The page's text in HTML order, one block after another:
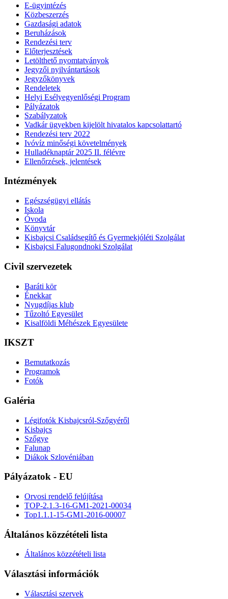
E-ügyintézés
Közbeszerzés
Gazdasági adatok
Beruházások
Rendezési terv
Előterjesztések
Letölthető nyomtatványok
Jegyzői nyilvántartások
Jegyzőkönyvek
Rendeletek
Helyi Esélyegyenlőségi Program
Pályázatok
Szabályzatok
Vadkár ügyekben kijelölt hivatalos kapcsolattartó
Rendezési terv 2022
Ivóvíz minőségi követelmények
Hulladéknaptár 2025 II. félévre
Ellenőrzések, jelentések
Intézmények
Egészségügyi ellátás
Iskola
Óvoda
Könyvtár
Kisbajcsi Családsegítő és Gyermekjóléti Szolgálat
Kisbajcsi Falugondnoki Szolgálat
Civil szervezetek
Baráti kör
Énekkar
Nyugdíjas klub
Tűzoltó Egyesület
Kisalföldi Méhészek Egyesülete
IKSZT
Bemutatkozás
Programok
Fotók
Galéria
Légifotók Kisbajcsról-Szőgyéről
Kisbajcs
Szőgye
Falunap
Diákok Szlovéniában
Pályázatok - EU
Orvosi rendelő felújítása
TOP-2.1.3-16-GM1-2021-00034
Top1.1.1-15-GM1-2016-00007
Általános közzétételi lista
Általános közzétételi lista
Választási információk
Választási szervek